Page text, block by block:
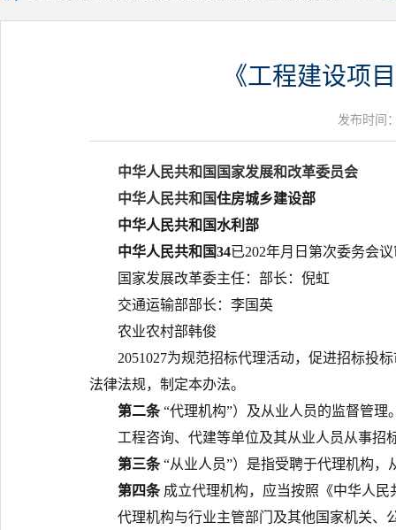
《工程建设项
发布时间
中华人民共和国国家发展和改革委员会
中华人民共和国住房城乡建设部
中华人民共和国水利部
中华人民共和国34已202年月 日第次委务会
国家发展改革委主任： 部长： 倪虹
交通运输部部长： 李国英
农业农村部韩俊
2051027为规范招标代理活动，促进招标投
法律法规，制定本办法。
第二条“代理机构”）及从业人员的监督管理
工程咨询、代建等单位及其从业人员从事招
第三条“从业人员”）是指受聘于代理机构
第四条 成立代理机构，应当按照《中华人
代理机构与行业主管部门及其他国家机关、